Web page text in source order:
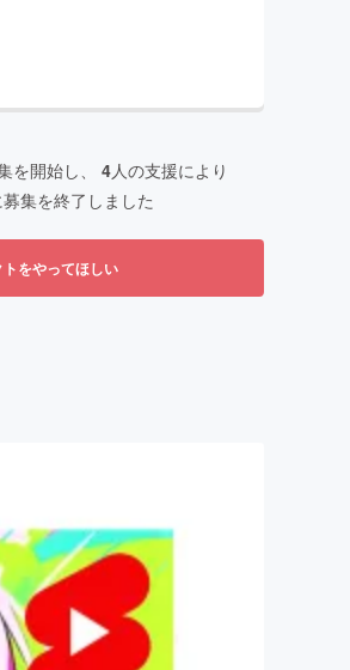
を開始し、 4人の支援により
募集を終了しました
をやってほしい